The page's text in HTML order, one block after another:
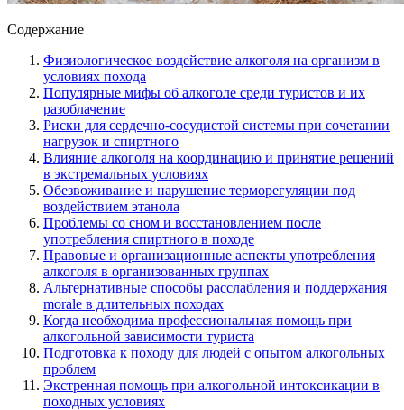
Содержание
Физиологическое воздействие алкоголя на организм в
условиях похода
Популярные мифы об алкоголе среди туристов и их
разоблачение
Риски для сердечно-сосудистой системы при сочетании
нагрузок и спиртного
Влияние алкоголя на координацию и принятие решений
в экстремальных условиях
Обезвоживание и нарушение терморегуляции под
воздействием этанола
Проблемы со сном и восстановлением после
употребления спиртного в походе
Правовые и организационные аспекты употребления
алкоголя в организованных группах
Альтернативные способы расслабления и поддержания
morale в длительных походах
Когда необходима профессиональная помощь при
алкогольной зависимости туриста
Подготовка к походу для людей с опытом алкогольных
проблем
Экстренная помощь при алкогольной интоксикации в
походных условиях